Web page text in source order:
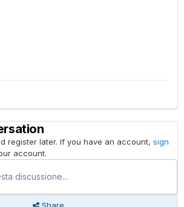
register later. If you have an account, sign
account.
discussione...